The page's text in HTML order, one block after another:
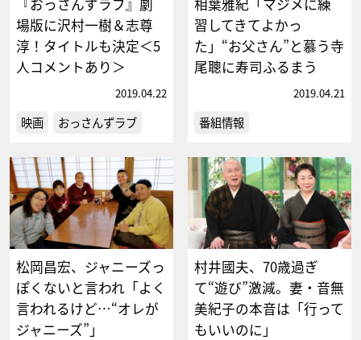
『おっさんずラブ』劇
場版に沢村一樹＆志尊
淳！タイトルも決定＜5
人コメントあり＞
2019.04.22
映画 おっさんずラブ
相葉雅紀「マジメに練
習してきてよかっ
た」“お父さん”と慕う寺
尾聰に寿司ふるまう
2019.04.21
番組情報
松岡昌宏、ジャニーズっ
ぽくないと言われ「よく
言われるけど…“オレが
ジャニーズ”」
村井國夫、70歳過ぎ
て“遊び”激減。妻・音無
美紀子の本音は「行って
もいいのに」